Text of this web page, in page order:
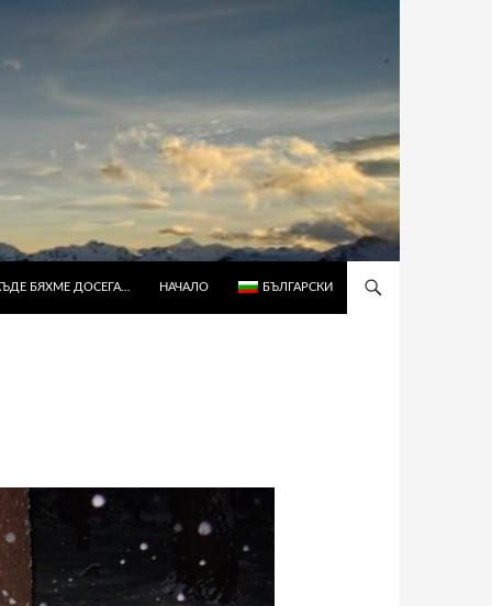
БЯХМЕ ДОСЕГА… НАЧАЛО БЪЛГАРСКИ